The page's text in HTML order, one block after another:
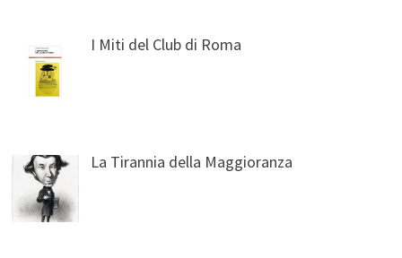
I Miti del Club di Roma
La Tirannia della Maggioranza